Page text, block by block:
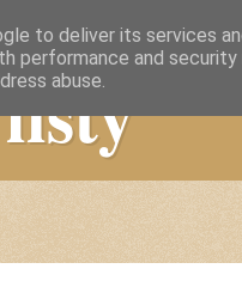
to deliver its services
performance and
abuse.